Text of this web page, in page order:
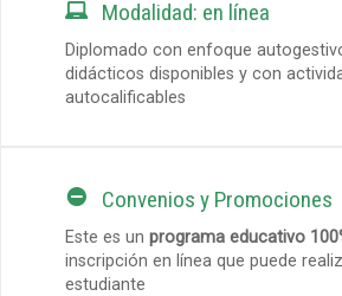
Modalidad: en línea
Diplomado con enfoque
didácticos disponibles y con
autocalificables
 Convenios y Promociones
Este es un programa educativo
inscripción en línea que puede
estudiante